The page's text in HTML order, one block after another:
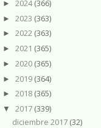
► 2024(366)
► 2023 (363)
► 2022 (363)
► 2021 (365)
► 2020 (365)
► 2019 (364)
► 2018 (365)
▼ 2017 (339)
diciembre 2017 (32)